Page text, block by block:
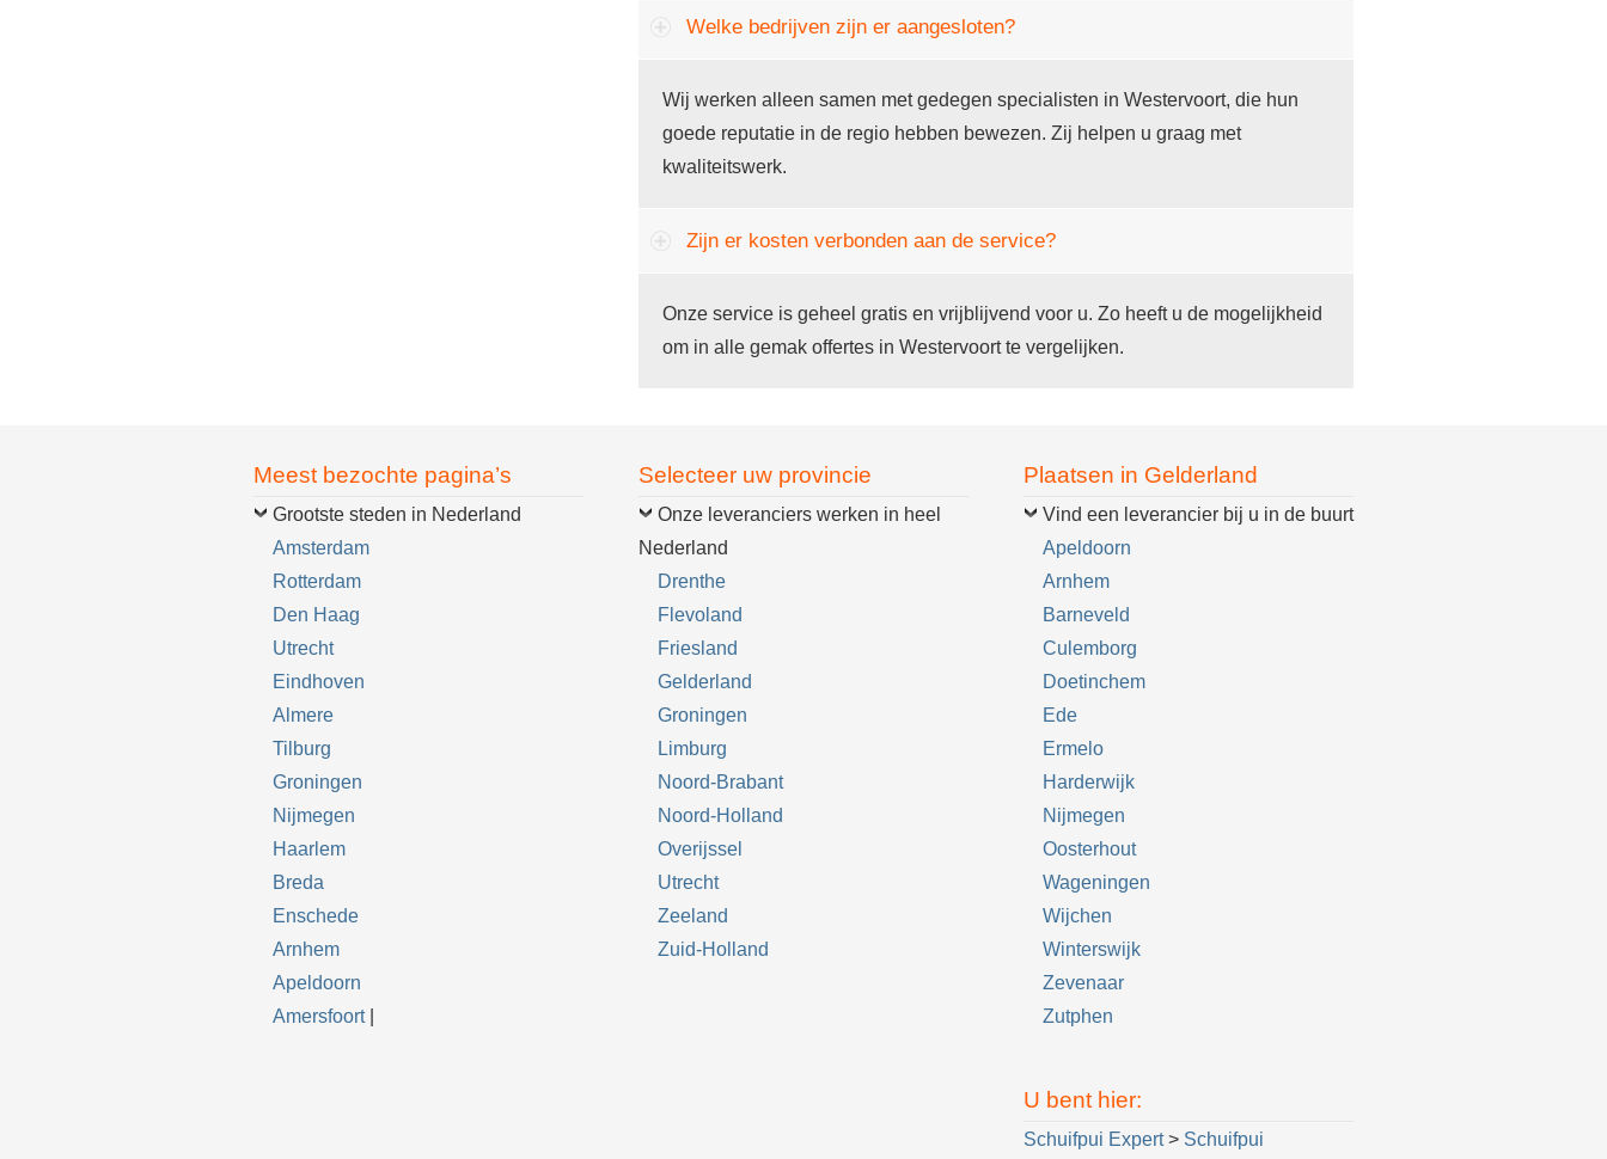
Welke bedrijven zijn er aangesloten?
Wij werken alleen samen met gedegen specialisten in Westervoort, die hun
goede reputatie in de regio hebben bewezen. Zij helpen u graag met
kwaliteitswerk.
Zijn er kosten verbonden aan de service?
Onze service is geheel gratis en vrijblijvend voor u. Zo heeft u de mogelijkheid
om in alle gemak offertes in Westervoort te vergelijken.
Meest bezochte pagina’s
Grootste steden in Nederland
Amsterdam
Rotterdam
Den Haag
Utrecht
Eindhoven
Almere
Tilburg
Groningen
Nijmegen
Haarlem
Breda
Enschede
Arnhem
Apeldoorn
Amersfoort|
Selecteer uw provincie
Onze leveranciers werken in heel
Nederland
Drenthe
Flevoland
Friesland
Gelderland
Groningen
Limburg
Noord-Brabant
Noord-Holland
Overijssel
Utrecht
Zeeland
Zuid-Holland
Plaatsen in Gelderland
Vind een leverancier bij u in de buurt
Apeldoorn
Arnhem
Barneveld
Culemborg
Doetinchem
Ede
Ermelo
Harderwijk
Nijmegen
Oosterhout
Wageningen
Wijchen
Winterswijk
Zevenaar
Zutphen
U bent hier:
Schuifpui Expert> Schuifpui